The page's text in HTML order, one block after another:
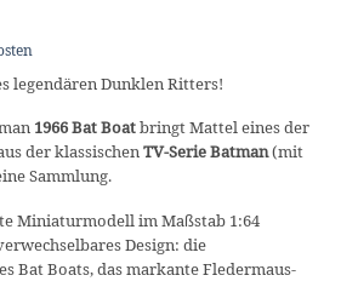
legendären Dunklen Ritters!
1966 Bat Boatbringt Mattel eines der
der klassischenTV-Serie Batman(mit
Sammlung.
Miniaturmodell im Maßstab 1:64
Design: die
Bat Boats, das markante Fledermaus-